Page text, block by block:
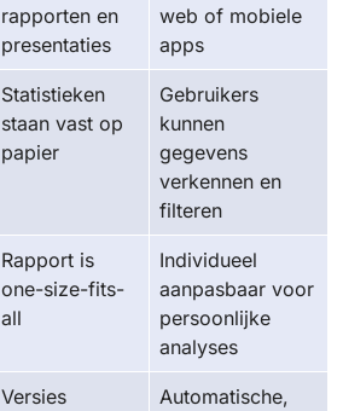
rapporten en
presentaties
web of mobiele
apps
Statistieken
staan vast op
papier
Gebruikers
kunnen
gegevens
verkennen en
filteren
Rapport is
one-size-fits-
all
Individueel
aanpasbaar voor
persoonlijke
analyses
Versies
Automatische,